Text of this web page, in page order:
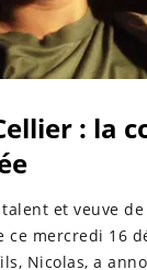
: la
et veuve
ce mercredi 16
Nicolas, a